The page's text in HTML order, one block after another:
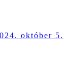
október 5.